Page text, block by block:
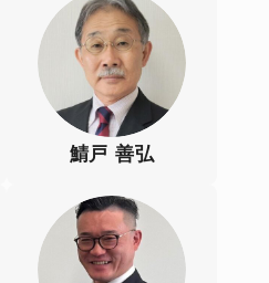
鯖戸 善弘